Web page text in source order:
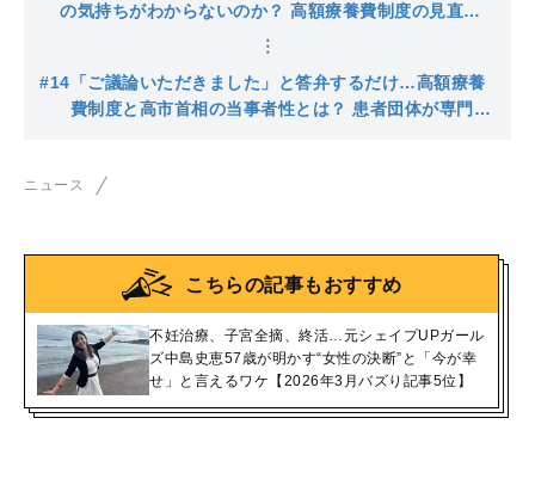
の気持ちがわからないのか？ 高額療養費制度の見直し
法案成立…経済的負担から治療を諦める人が続出しかね
#14 「ご議論いただきました」と答弁するだけ…高額療養
費制度と高市首相の当事者性とは？ 患者団体が専門委
ニュース
こちらの記事もおすすめ
不妊治療、子宮全摘、終活…元シェイプUPガール
ズ中島史恵57歳が明かす“女性の決断”と「今が幸
せ」と言えるワケ【2026年3月バズり記事5位】